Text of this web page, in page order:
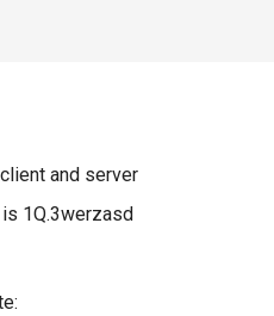
and server
1Q.3werzasd